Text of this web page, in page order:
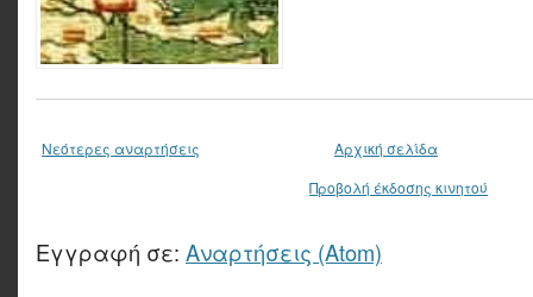
Νεότερες αναρτήσεις
Αρχική σελίδα
Προβολή έκδοσης κινητού
Εγγραφή σε: Αναρτήσεις (Atom)